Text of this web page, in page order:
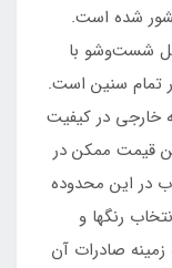
کشور شده است.
شست‌وشو با
تمام سنین است.
خارجی در کیفیت
قیمت ممکن در
در این محدوده
رنگها و
صادرات آن